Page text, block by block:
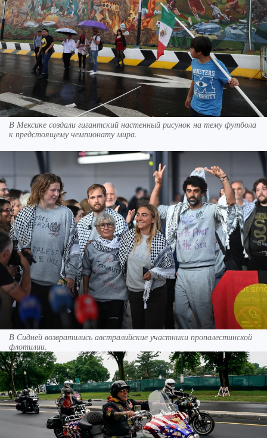
В Мексике создали гигантский настенный рисунок на тему футбола
к предстоящему чемпионату мира.
В Сидней возвратились австралийские участники пропалестинской
флотилии.